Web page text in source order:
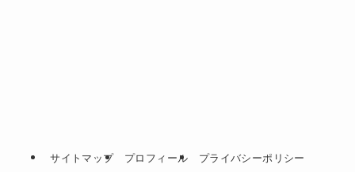
サイトマップ プロフィール
プライバシーポリシー